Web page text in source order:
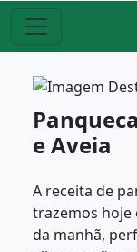
e Aveia
A receita de
trazemos hoje
da manhã,